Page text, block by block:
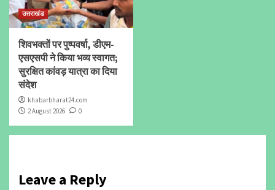
उत्तराखंड
शिवभक्तों पर पुष्पवर्षा, डीएम-
एसएसपी ने किया भव्य स्वागत;
सुरक्षित कांवड़ यात्रा का दिया
संदेश
khabarbharat24.com
2 August 2026
0
Leave a Reply